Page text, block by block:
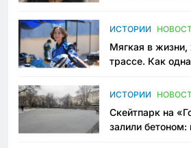
ИСТОРИИ
Мягкая в жизни,
трассе. Как
Узбекистане
ИСТОРИИ
Скейтпарк на
залили